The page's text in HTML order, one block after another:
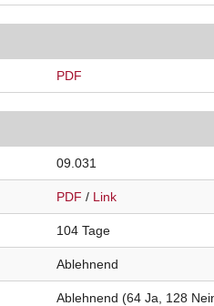
PDF
09.031
PDF / Link
104 Tage
Ablehnend
Ablehnend (64 Ja, 128